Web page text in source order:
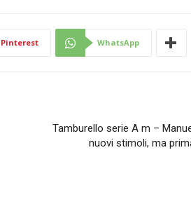
Pinterest WhatsApp
Tamburello serie A m –
nuovi stimoli, ma